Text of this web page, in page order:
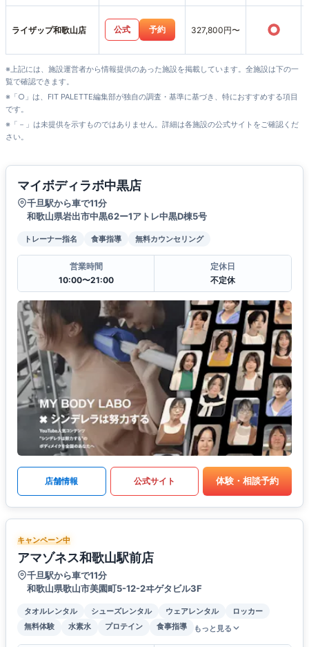
ライザップ和歌山店 公式 予約 327,800円〜 ○
※上記には、施設運営者から情報提供のあった施設を掲載しています。全施設は下の一
覧で確認できます。
※「○」は、FIT PALETTE編集部が独自の調査・基準に基づき、特におすすめする項目
です。
※「－」は未提供を示すものではありません。詳細は各施設の公式サイトをご確認くだ
さい。
マイボディラボ中黒店
千旦駅から車で11分
和歌山県岩出市中黒62ー1アトレ中黒D棟5号
トレーナー指名 食事指導 無料カウンセリング
営業時間
10:00〜21:00
定休日
不定休
店舗情報 公式サイト 体験・相談予約
キャンペーン中
アマゾネス和歌山駅前店
千旦駅から車で11分
和歌山県歌山市美園町5-12-2ヰゲタビル3F
タオルレンタル シューズレンタル ウェアレンタル
ロッカー
無料体験
水素水 プロテイン 食事指導 もっと見る